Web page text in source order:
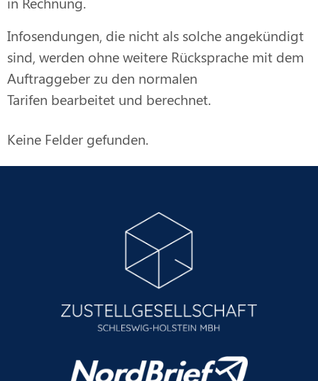
Infosendungen, die nicht als solche angekündigt
sind, werden ohne weitere Rücksprache mit dem
Auftraggeber zu den normalen
Tarifen bearbeitet und berechnet.
Keine Felder gefunden.